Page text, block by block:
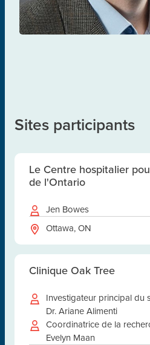
TRAITEMENT ET GESTION
Sites participants
Le Centre hospitalier
de l'Ontario
Jen Bowes
Ottawa, ON
Clinique Oak Tree
Investigateur principal du
Dr. Ariane Alimenti
Coordinatrice de la
Evelyn Maan